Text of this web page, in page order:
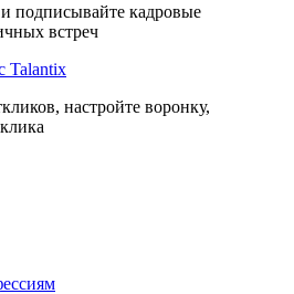
подписывайте кадровые
встреч
Talantix
настройте воронку,